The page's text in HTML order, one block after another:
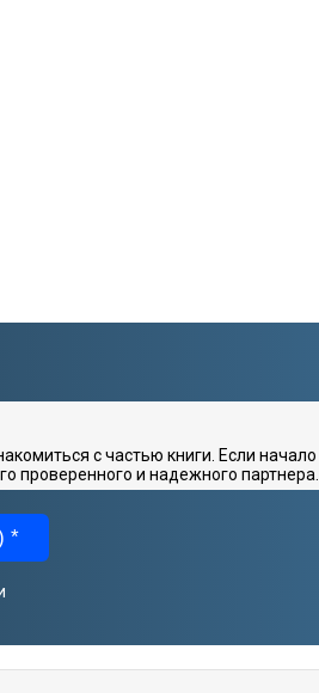
с частью книги. Если
проверенного и надежного партнера.
*